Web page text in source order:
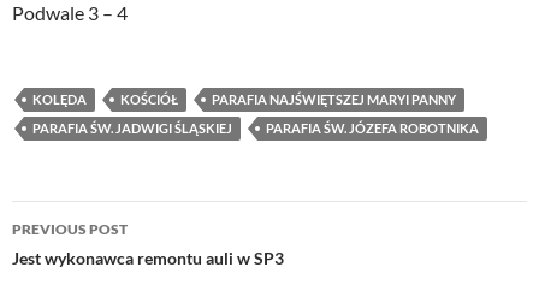
Podwale 3 – 4
KOLĘDA KOŚCIÓŁ
PARAFIA NAJŚWIĘTSZEJ MARYI PANNY
PARAFIA ŚW. JADWIGI ŚLĄSKIEJ
PARAFIA ŚW. JÓZEFA ROBOTNIKA
Post
navigation
PREVIOUS POST
Jest wykonawca remontu auli w SP3